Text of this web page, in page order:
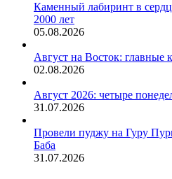
Каменный лабиринт в
2000 лет
05.08.2026
Август на Восток: главные
02.08.2026
Август 2026: четыре
31.07.2026
Провели пуджу на Гуру
Баба
31.07.2026